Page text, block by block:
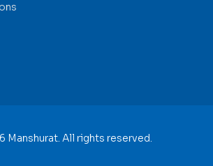
Manshurat. All rights reserved.